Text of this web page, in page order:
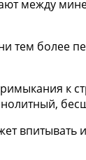
между
более
к
впитывать